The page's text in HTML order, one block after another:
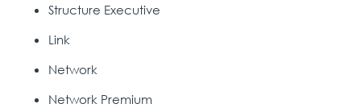
Structure Executive
Link
Network
Network Premium